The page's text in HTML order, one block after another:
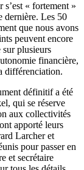
« fortement »
dernière. Les 50
que nous avons
peuvent encore
sur plusieurs
financière,
différenciation.
définitif a été
qui se réserve
aux collectivités
apporté leurs
Larcher et
pour passer en
et secrétaire